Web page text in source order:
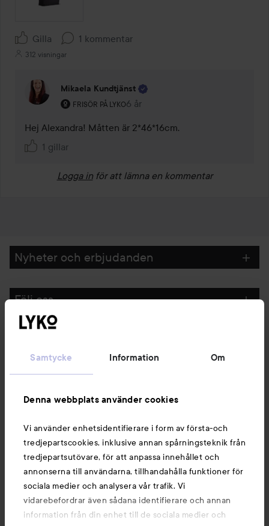
Samtycke Information Om
Denna webbplats använder cookies
Vi använder enhetsidentifierare i form av första-och
tredjepartscookies, inklusive annan spårningsteknik från
tredjepartsutövare, för att anpassa innehållet och
annonserna till användarna, tillhandahålla funktioner för
sociala medier och analysera vår trafik. Vi
vidarebefordrar även sådana identifierare och annan
information från din enhet till de sociala medier och
Gilla 1 kommentar
312 visningar
Mikaela Kundtjänst
FRISÖR PÅ LYKO
Användarens roll: Frisör på Lyko.
6 år
Kommentaren lades 6 år
Hej Alexandra! Måtten är 2*46*16cm.
1 gillar
Logga in för att lämna en kommentar
Nyheter och erbjudanden
Följ oss
Du kanske också gillar